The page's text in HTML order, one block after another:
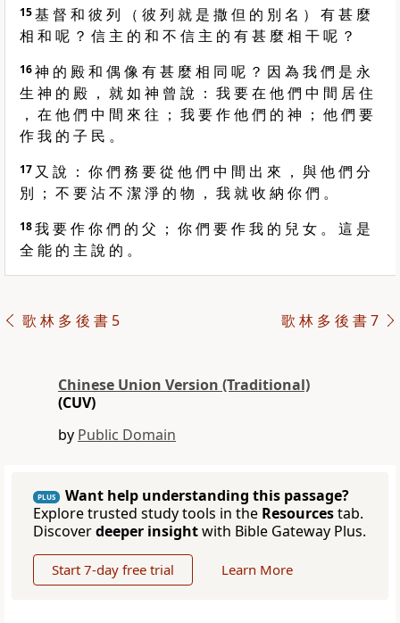
15基 督 和 彼 列 （ 彼 列 就 是 撒 但 的 別 名 ） 有 甚 麼
相 和 呢 ？ 信 主 的 和 不 信 主 的 有 甚 麼 相 干 呢 ？
16神 的 殿 和 偶 像 有 甚 麼 相 同 呢 ？ 因 為 我 們 是 永
生 神 的 殿 ， 就 如 神 曾 說 ： 我 要 在 他 們 中 間 居 住
， 在 他 們 中 間 來 往 ； 我 要 作 他 們 的 神 ； 他 們 要
作 我 的 子 民 。
17 又 說 ： 你 們 務 要 從 他 們 中 間 出 來 ， 與 他 們 分
別 ； 不 要 沾 不 潔 淨 的 物 ， 我 就 收 納 你 們 。
18我 要 作 你 們 的 父 ； 你 們 要 作 我 的 兒 女 。 這 是
全 能 的 主 說 的 。
歌 林 多 後 書 5 歌 林 多 後 書 7
Chinese Union Version (Traditional)
(CUV)
by Public Domain
PLUS
Want help understanding this passage?
Explore trusted study tools in the Resourcestab.
Discoverdeeper insightwith Bible Gateway Plus.
Start 7-day free trial Learn More